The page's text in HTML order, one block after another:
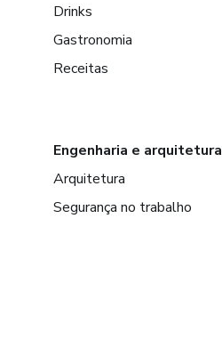
Drinks
Gastronomia
Receitas
Engenharia e arquitetura
Arquitetura
Segurança no trabalho